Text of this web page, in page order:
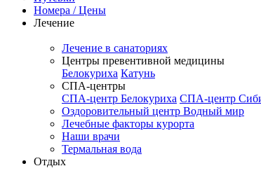
Номера / Цены
Лечение
Лечение в санаториях
Центры превентивной медицины
Белокуриха Катунь
СПА-центры
СПА-центр Белокуриха СПА-центр
Оздоровительный центр Водный мир
Лечебные факторы курорта
Наши врачи
Термальная вода
Отдых